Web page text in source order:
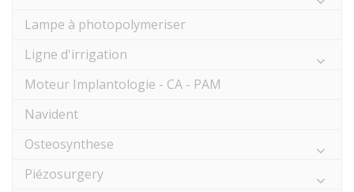
Lampe à photopolymeriser
Ligne d'irrigation
Moteur Implantologie - CA - PAM
Navident
Osteosynthese
Piézosurgery